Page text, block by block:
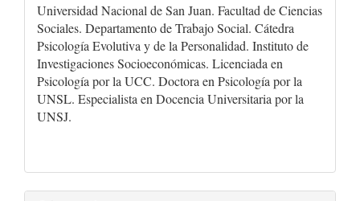
Universidad Nacional de San Juan. Facultad de Ciencias
Sociales. Departamento de Trabajo Social. Cátedra
Psicología Evolutiva y de la Personalidad. Instituto de
Investigaciones Socioeconómicas. Licenciada en
Psicología por la UCC. Doctora en Psicología por la
UNSL. Especialista en Docencia Universitaria por la
UNSJ.